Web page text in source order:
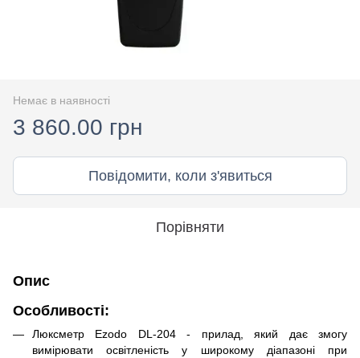
Немає в наявності
3 860.00 грн
Повідомити, коли з'явиться
Порівняти
Опис
Особливості:
Люксметр Ezodo DL-204 - прилад, який дає змогу
вимірювати освітленість у широкому діапазоні при